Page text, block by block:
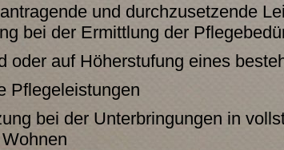
und durchzusetzende
bei der Ermittlung der
oder auf Höherstufung eines
Pflegeleistungen
bei der Unterbringungen in